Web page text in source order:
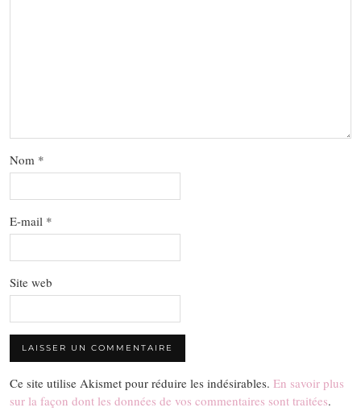
Nom *
E-mail *
Site web
Ce site utilise Akismet pour réduire les indésirables. En savoir plus
sur la façon dont les données de vos commentaires sont traitées.